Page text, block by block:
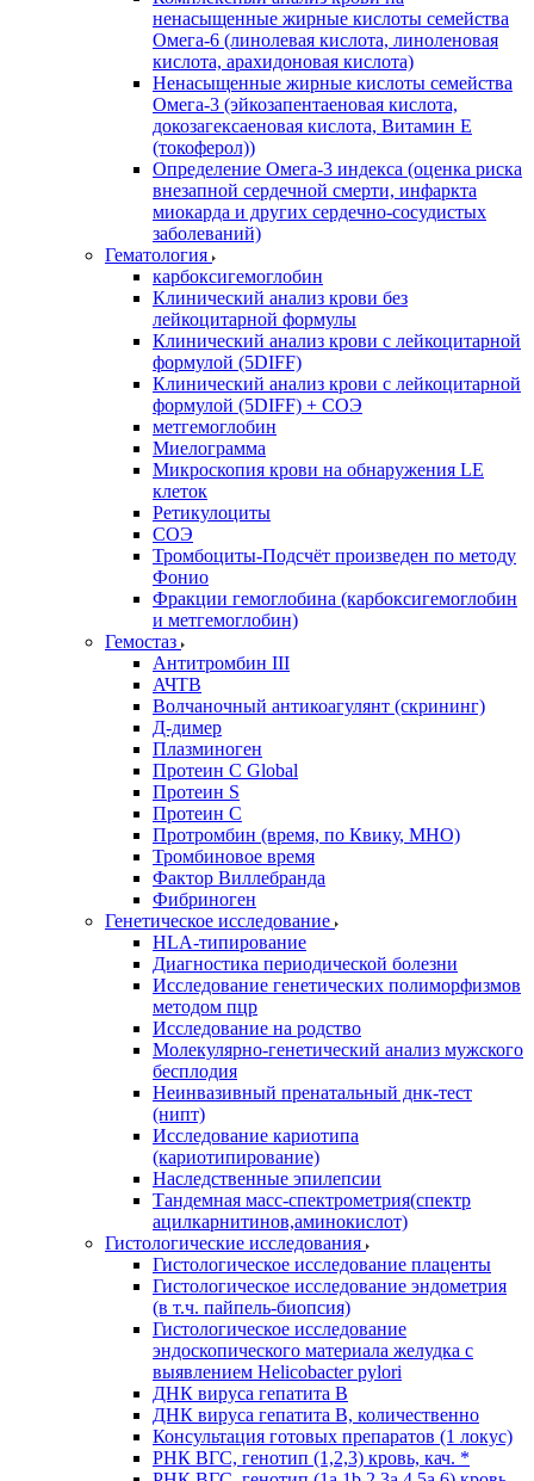
ненасыщенные жирные кислоты семейства
Омега-6 (линолевая кислота, линоленовая
кислота, арахидоновая кислота)
Ненасыщенные жирные кислоты семейства
Омега-3 (эйкозапентаеновая кислота,
докозагексаеновая кислота, Витамин E
(токоферол))
Определение Омега-3 индекса (оценка риска
внезапной сердечной смерти, инфаркта
миокарда и других сердечно-сосудистых
заболеваний)
Гематология
карбоксигемоглобин
Клинический анализ крови без
лейкоцитарной формулы
Клинический анализ крови с лейкоцитарной
формулой (5DIFF)
Клинический анализ крови с лейкоцитарной
формулой (5DIFF) + СОЭ
метгемоглобин
Миелограмма
Микроскопия крови на обнаружения LE
клеток
Ретикулоциты
СОЭ
Тромбоциты-Подсчёт произведен по методу
Фонио
Фракции гемоглобина (карбоксигемоглобин
и метгемоглобин)
Гемостаз
Антитромбин III
АЧТВ
Волчаночный антикоагулянт (скрининг)
Д-димер
Плазминоген
Протеин C Global
Протеин S
Протеин С
Протромбин (время, по Квику, МНО)
Тромбиновое время
Фактор Виллебранда
Фибриноген
Генетическое исследование
HLA-типирование
Диагностика периодической болезни
Исследование генетических полиморфизмов
методом пцр
Исследование на родство
Молекулярно-генетический анализ мужского
бесплодия
Неинвазивный пренатальный днк-тест
(нипт)
Исследование кариотипа
(кариотипирование)
Наследственные эпилепсии
Тандемная масс-спектрометрия(спектр
ацилкарнитинов,аминокислот)
Гистологические исследования
Гистологическое исследование плаценты
Гистологическое исследование эндометрия
(в т.ч. пайпель-биопсия)
Гистологическое исследование
эндоскопического материала желудка с
выявлением Helicobacter pylori
ДНК вируса гепатита B
ДНК вируса гепатита B, количественно
Консультация готовых препаратов (1 локус)
РНК ВГC, генотип (1,2,3) кровь, кач. *